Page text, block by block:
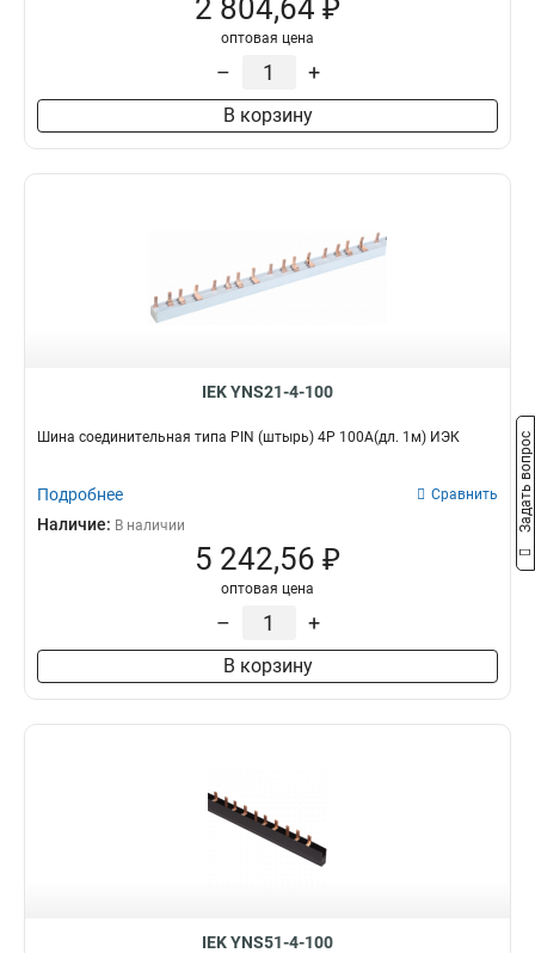
2 804,64 ₽
оптовая цена
– +
В корзину
IEK YNS21-4-100
Шина соединительная типа PIN (штырь) 4Р 100А(дл. 1м) ИЭК
Подробнее Сравнить
Наличие: В наличии
5 242,56 ₽
оптовая цена
– +
В корзину
IEK YNS51-4-100
Задать вопрос